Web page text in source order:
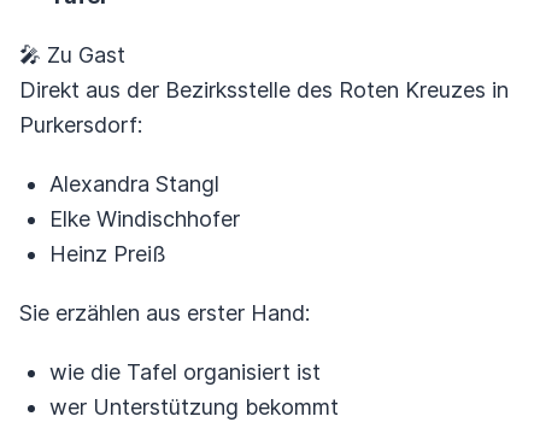
🎤 Zu Gast
Direkt aus der Bezirksstelle des Roten Kreuzes in
Purkersdorf:
Alexandra Stangl
Elke Windischhofer
Heinz Preiß
Sie erzählen aus erster Hand:
wie die Tafel organisiert ist
wer Unterstützung bekommt